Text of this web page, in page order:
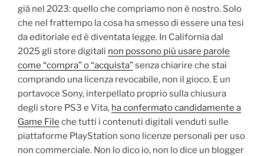
già nel 2023: quello che compriamo non è nostro. Solo
che nel frattempo la cosa ha smesso di essere una tesi
da editoriale ed è diventata legge. In California dal
2025 gli store digitali non possono più usare parole
come “compra” o “acquista”senza chiarire che stai
comprando una licenza revocabile, non il gioco. E un
portavoce Sony, interpellato proprio sulla chiusura
degli store PS3 e Vita, ha confermato candidamente a
Game File che tutti i contenuti digitali venduti sulle
piattaforme PlayStation sono licenze personali per uso
non commerciale. Non lo dico io, non lo dice un blogger